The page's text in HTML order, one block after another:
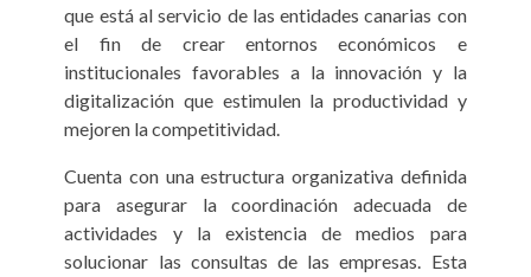
que está al servicio de las entidades canarias con
el fin de crear entornos económicos e
institucionales favorables a la innovación y la
digitalización que estimulen la productividad y
mejoren la competitividad.
Cuenta con una estructura organizativa definida
para asegurar la coordinación adecuada de
actividades y la existencia de medios para
solucionar las consultas de las empresas. Esta